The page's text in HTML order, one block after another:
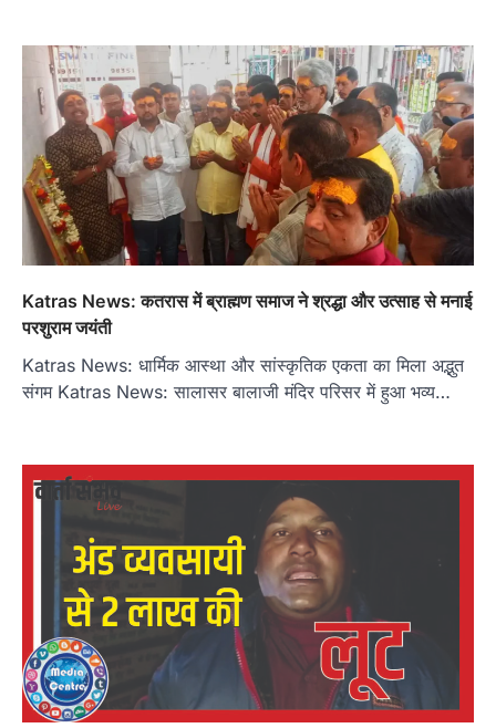
Katras News: कतरास में ब्राह्मण समाज ने श्रद्धा और उत्साह से मनाई
परशुराम जयंती
Katras News: धार्मिक आस्था और सांस्कृतिक एकता का मिला अद्भुत
संगम Katras News: सालासर बालाजी मंदिर परिसर में हुआ भव्य…